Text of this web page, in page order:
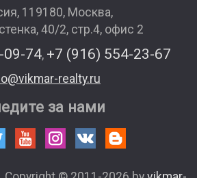
, 119180, Москва,
40/2, стр.4, офис 2
09-74, +7 (916) 554-23-67
realty.ru
за нами